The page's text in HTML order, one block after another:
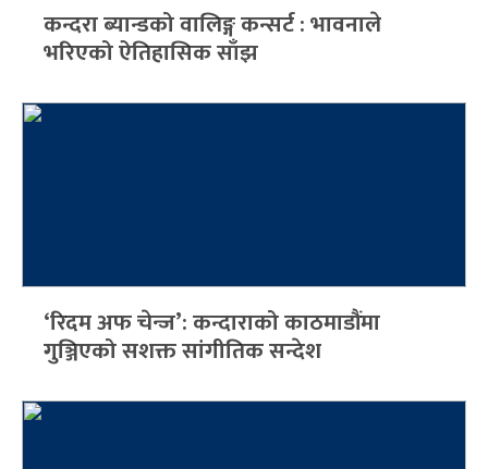
कन्दरा ब्यान्डको वालिङ्ग कन्सर्ट : भावनाले
भरिएको ऐतिहासिक साँझ
‘रिदम अफ चेन्ज’: कन्दाराको काठमाडौंमा
गुञ्जिएको सशक्त सांगीतिक सन्देश